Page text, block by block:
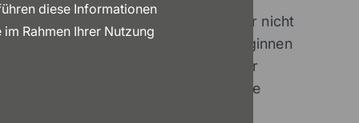
diese Informationen
Rahmen Ihrer Nutzung
wenn Sie eine Oberfläche gar nicht
Bevor Sie damit beginnen
zunächst den Hebelmischer
und Krankheitserreger auf die